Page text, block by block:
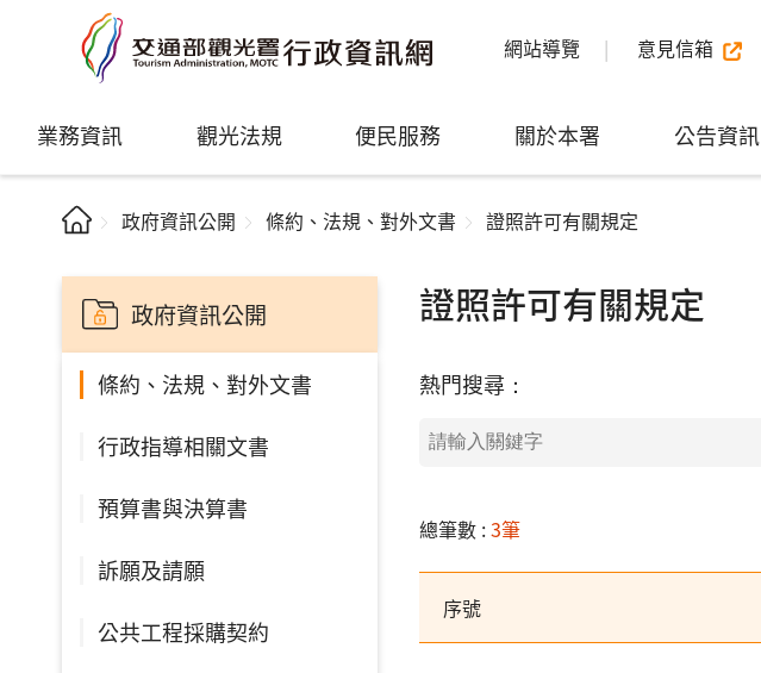
網站導覽 意見信箱
業務資訊 觀光法規 便民服務 關於本署 公告資訊
政府資訊公開 條約、法規、對外文書 證照許可有關規定
政府資訊公開
條約、法規、對外文書
行政指導相關文書
預算書與決算書
訴願及請願
公共工程採購契約
證照許可有關規定
熱門搜尋：
總筆數 :3筆
序號